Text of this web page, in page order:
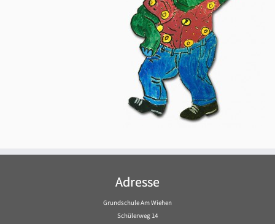
Adresse
Grundschule Am Wiehen
Schülerweg 14